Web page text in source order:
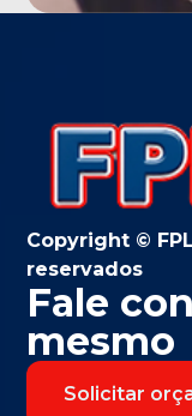
Copyright ©
reservados
Fale
mesmo
Solicitar